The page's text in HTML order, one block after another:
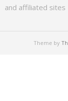
and affiliated sites
Theme by